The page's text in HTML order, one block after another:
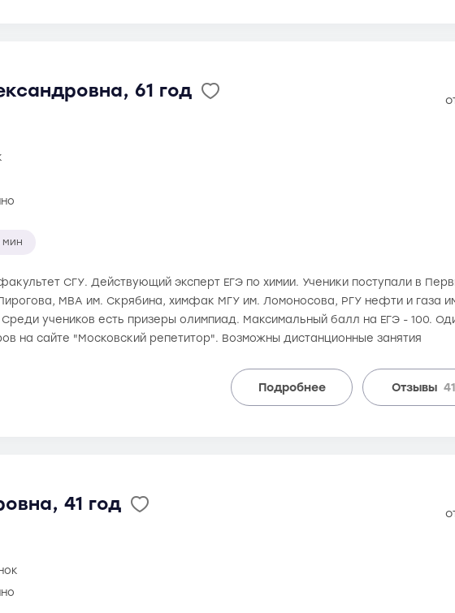
61 год
мин
СГУ. Действующий эксперт ЕГЭ по химии. Ученики поступали в
МВА им. Скрябина, химфак МГУ им. Ломоносова, РГУ нефти и газа
учеников есть призеры олимпиад. Максимальный балл на ЕГЭ - 100.
на сайте "Московский репетитор". Возможны дистанционные занятия
Подробнее Отзывы 41
41 год